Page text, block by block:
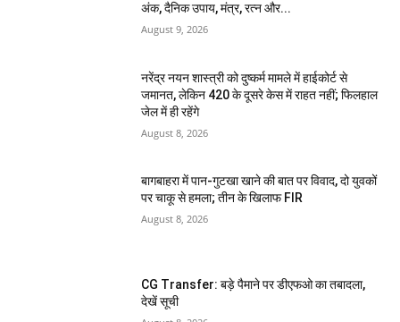
अंक, दैनिक उपाय, मंत्र, रत्न और...
August 9, 2026
नरेंद्र नयन शास्त्री को दुष्कर्म मामले में हाईकोर्ट से
जमानत, लेकिन 420 के दूसरे केस में राहत नहीं; फिलहाल
जेल में ही रहेंगे
August 8, 2026
बागबाहरा में पान-गुटखा खाने की बात पर विवाद, दो युवकों
पर चाकू से हमला; तीन के खिलाफ FIR
August 8, 2026
CG Transfer: बड़े पैमाने पर डीएफओ का तबादला,
देखें सूची